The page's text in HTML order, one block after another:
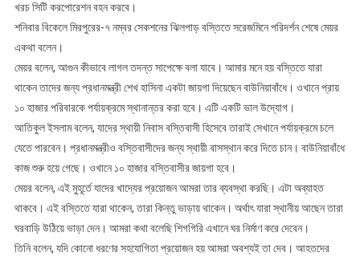
খরচ সিটি করপোরেশন বহন করবে।
শনিবার বিকেলে মিরপুরের-৭ নম্বর সেকশনের ঝিলপাড় বস্তিতে সরেজমিনে পরিদর্শন শেষে মেয়র
একথা বলেন।
মেয়র বলেন, আগুন কীভাবে লাগল তদন্ত সাপেক্ষে বলা যাবে। আমার মনে হয় বস্তিতে যারা
থাকেন তাদের জন্য প্রধানমন্ত্রী শেখ হাসিনা একটা জায়গা দিয়েছেন বাউনিয়াবাঁধে। ওখানে প্রায়
১০ হাজার পরিবারকে পর্যায়ক্রমে স্থানান্তর করা হবে। এটি একটি ভাল উদ্যোগ।
আতিকুল ইসলাম বলেন, যাদের স্থায়ী নিবাস বস্তিবাসী হিসেবে তারাই সেখানে পর্যায়ক্রমে চলে
যেতে পারবেন। প্রধানমন্ত্রীও বস্তিবাসীদের জন্য স্থায়ী বাসস্থান করে দিতে চান। বাউনিয়াবাঁধে
কাজ শুরু হয়ে গেছে। ওখানে ১০ হাজার বস্তিবাসীর জায়গা হবে।
মেয়র বলেন, এই মুহূর্তে যাদের খাদ্যের প্রয়োজন আমরা তার ব্যবস্থা করছি। এটা অব্যাহত
থাকবে। এই বস্তিতে যারা থাকেন, তারা কিন্তু ভাড়ায় থাকেন। অর্থাৎ যারা স্থানীয় আছেন তারা
ঘরবাড়ি উঠিয়ে ভাড়া দেন। আমরা কথা বলেছি শিগগিরি এখানে ঘর নির্মাণ করে দেবেন।
তিনি বলেন, যদি কোনো ধরণের সহযোগিতা প্রয়োজন হয় আমরা অবশ্যই তা দেব। আহতদের